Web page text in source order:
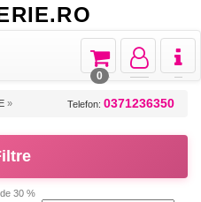
Toggle
Toggle
navigation
Toggle
navigation
0
» Telefon: 0371236350
30 %